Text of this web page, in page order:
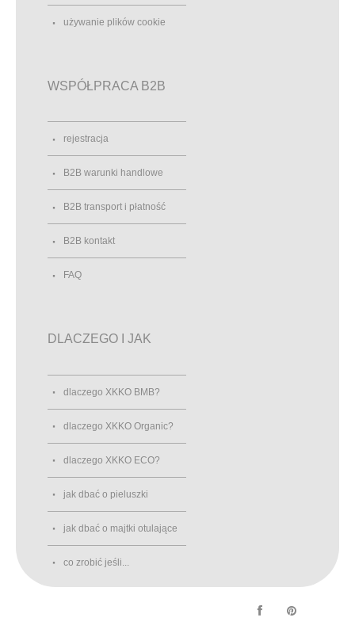
używanie plików cookie
WSPÓŁPRACA B2B
rejestracja
B2B warunki handlowe
B2B transport i płatność
B2B kontakt
FAQ
DLACZEGO I JAK
dlaczego XKKO BMB?
dlaczego XKKO Organic?
dlaczego XKKO ECO?
jak dbać o pieluszki
jak dbać o majtki otulające
co zrobić jeśli...